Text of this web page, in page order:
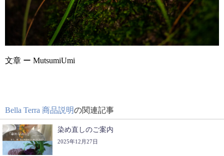
文章 ー MutsumiUmi
Bella Terra 商品説明の関連記事
染め直しのご案内
2025年12月27日